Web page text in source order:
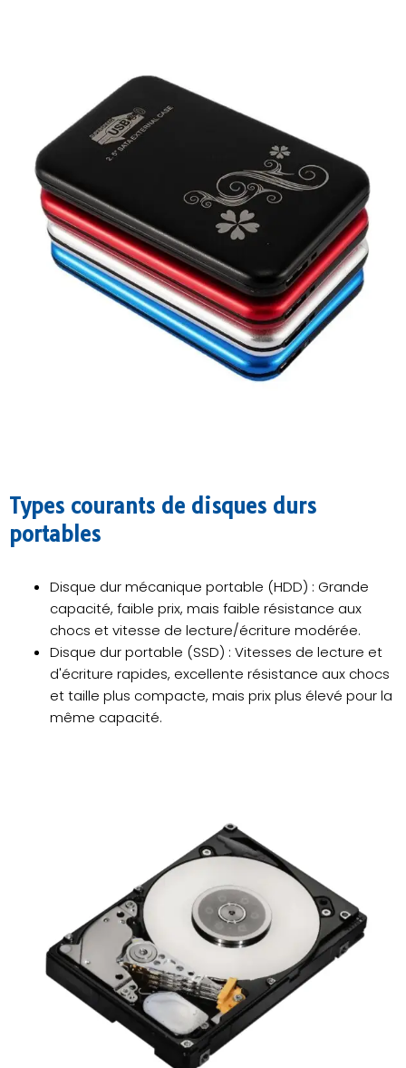
Types courants de disques durs
portables
Disque dur mécanique portable (HDD) : Grande
capacité, faible prix, mais faible résistance aux
chocs et vitesse de lecture/écriture modérée.
Disque dur portable (SSD) : Vitesses de lecture et
d'écriture rapides, excellente résistance aux chocs
et taille plus compacte, mais prix plus élevé pour la
même capacité.